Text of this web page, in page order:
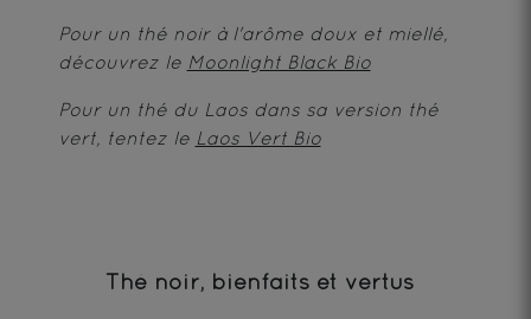
Pour un thé noir à l'arôme doux et miellé,
découvrez le Moonlight Black Bio
Pour un thé du Laos dans sa version thé
vert, tentez le Laos Vert Bio
Thé noir, bienfaits et vertus